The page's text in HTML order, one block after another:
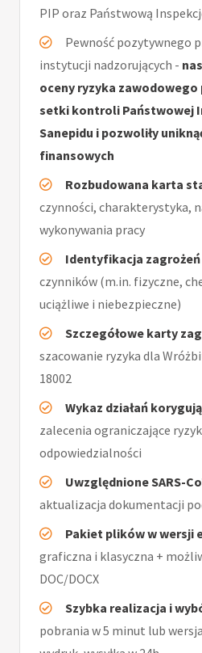
PIP oraz Państwową
Pewność pozytywnego
instytucji nadzorujących -
oceny ryzyka zawodowego
setki kontroli Państwowej
Sanepidu i pozwoliły
finansowych
Rozbudowana karta
czynności, charakterystyka,
wykonywania pracy
Identyfikacja zagrożeń
czynników (m.in. fizyczne,
uciążliwe i niebezpieczne)
Szczegółowe karty
szacowanie ryzyka dla
18002
Wykaz działań
zalecenia ograniczające
odpowiedzialności
Uwzględnione SARS-
aktualizacja dokumentacji
Pakiet plików w wersji
graficzna i klasyczna +
DOC/DOCX
Szybka realizacja i
pobrania w 5 minut lub